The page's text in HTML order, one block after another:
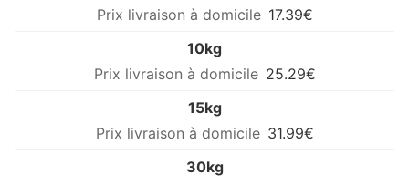
17.39€
10kg
25.29€
15kg
31.99€
30kg